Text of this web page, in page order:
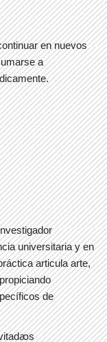
en nuevos
a
universitaria y en
articula arte,
de